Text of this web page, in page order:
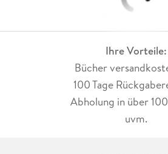
Ihre Vorteile:
Bücher
100 Tage
Abholung in über
uvm.